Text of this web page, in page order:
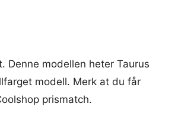
Denne modellen heter Taurus
modell. Merk at du får
prismatch.